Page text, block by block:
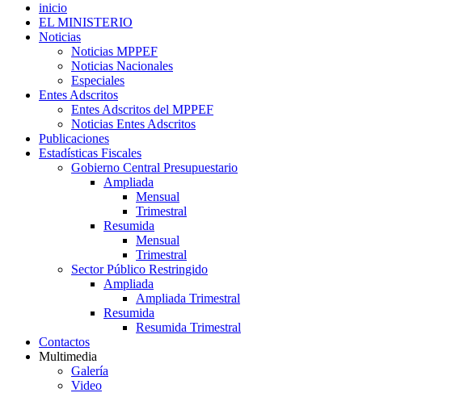
inicio
EL MINISTERIO
Noticias
Noticias MPPEF
Noticias Nacionales
Especiales
Entes Adscritos
Entes Adscritos del MPPEF
Noticias Entes Adscritos
Publicaciones
Estadísticas Fiscales
Gobierno Central Presupuestario
Ampliada
Mensual
Trimestral
Resumida
Mensual
Trimestral
Sector Público Restringido
Ampliada
Ampliada Trimestral
Resumida
Resumida Trimestral
Contactos
Multimedia
Galería
Video